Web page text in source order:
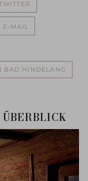
E-MAIL
BAD HINDELANG